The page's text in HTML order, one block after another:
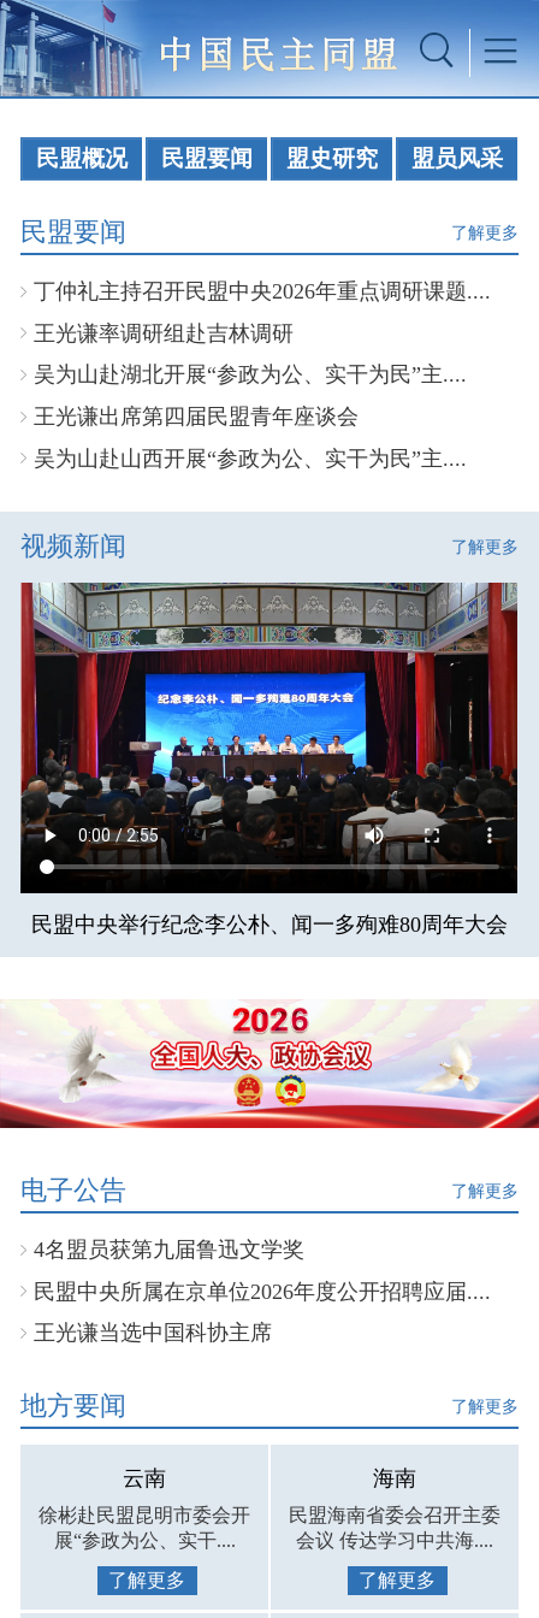
民盟概况 民盟要闻 盟史研究 盟员风采
民盟要闻 了解更多
丁仲礼主持召开民盟中央2026年重点调研课题....
王光谦率调研组赴吉林调研
吴为山赴湖北开展“参政为公、实干为民”主....
王光谦出席第四届民盟青年座谈会
吴为山赴山西开展“参政为公、实干为民”主....
视频新闻 了解更多
民盟中央举行纪念李公朴、闻一多殉难80周年大会
电子公告 了解更多
4名盟员获第九届鲁迅文学奖
民盟中央所属在京单位2026年度公开招聘应届....
王光谦当选中国科协主席
地方要闻 了解更多
云南
徐彬赴民盟昆明市委会开
展“参政为公、实干....
了解更多
海南
民盟海南省委会召开主委
会议 传达学习中共海....
了解更多